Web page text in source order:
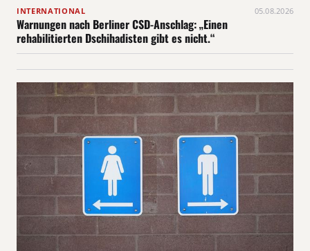
INTERNATIONAL 05.08.2026
Warnungen nach Berliner CSD-Anschlag: „Einen
rehabilitierten Dschihadisten gibt es nicht.“